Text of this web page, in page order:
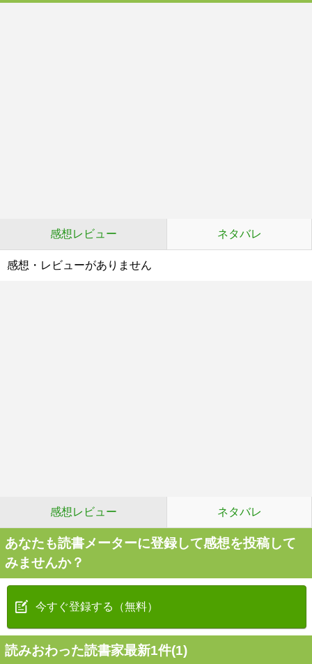
感想レビュー ネタバレ
感想・レビューがありません
感想レビュー ネタバレ
あなたも読書メーターに登録して感想を投稿して
みませんか？
今すぐ登録する（無料）
読みおわった読書家最新1件(1)